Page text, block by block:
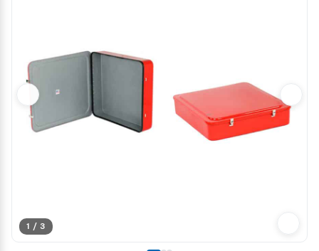
1 / 3